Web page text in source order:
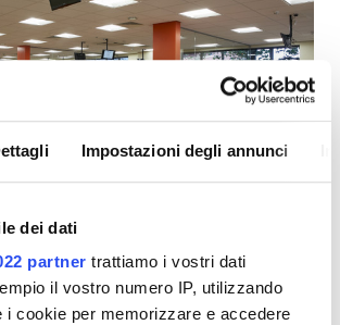
Impostazioni degli annunci
dei dati
partner trattiamo i vostri dati
il vostro numero IP, utilizzando
i cookie per memorizzare e accedere
Kidney